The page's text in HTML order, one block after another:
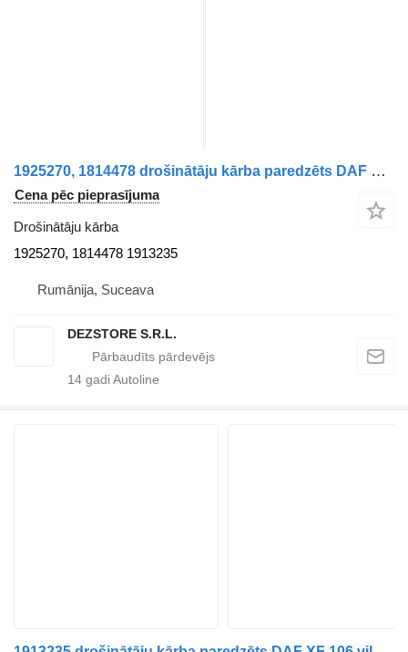
1925270, 1814478 drošinātāju kārba paredzēts DAF XF vilcēja
Cena pēc pieprasījuma
Drošinātāju kārba
1925270, 1814478 1913235
Rumānija, Suceava
DEZSTORE S.R.L.
14 gadi Autoline